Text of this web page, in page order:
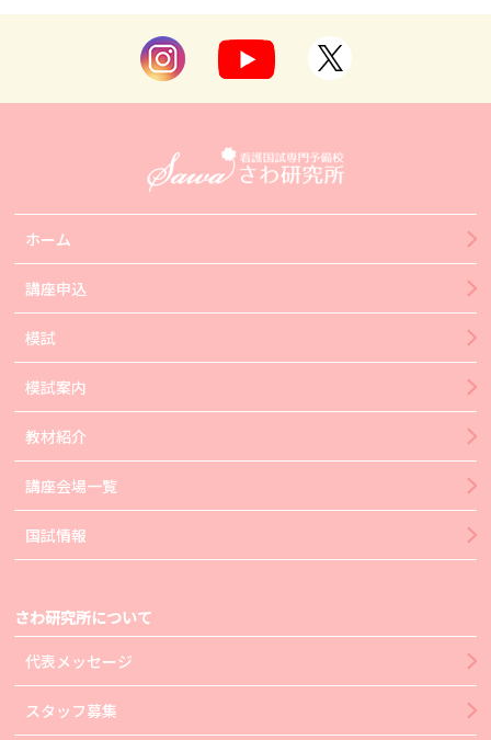
ホーム
講座申込
模試
模試案内
教材紹介
講座会場一覧
国試情報
さわ研究所について
代表メッセージ
スタッフ募集